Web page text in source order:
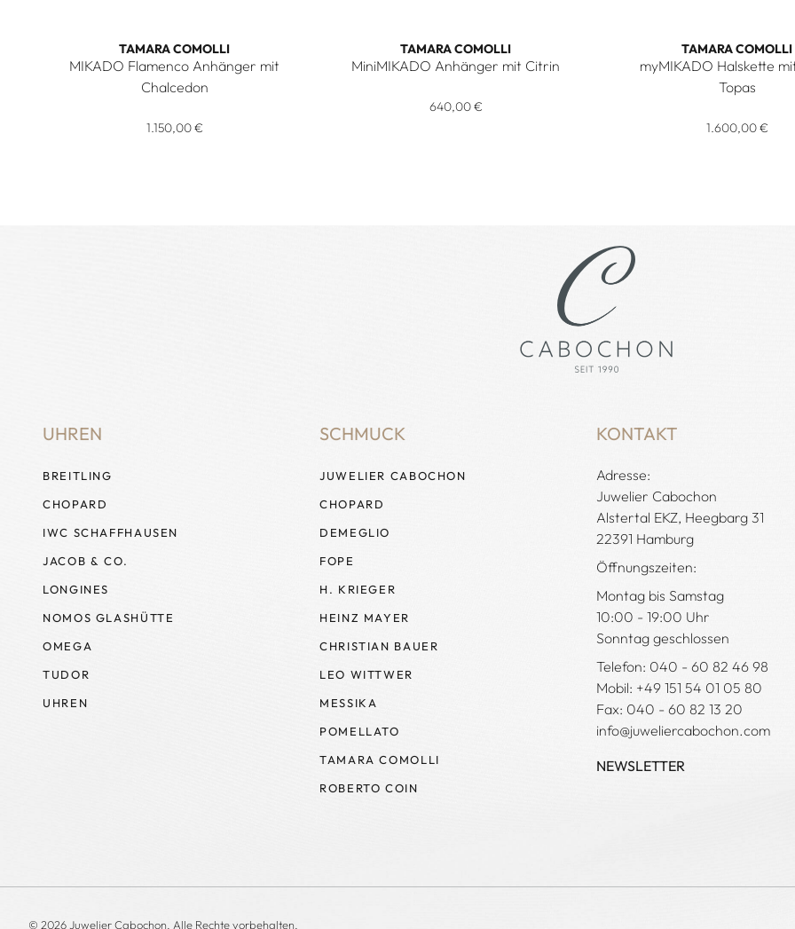
TAMARA COMOLLI
MIKADO Flamenco Anhänger mit
Chalcedon
Tamara Comolli MIKADO Flamenco Anhänger mit Chalcedon, Ref: P-MFL-ChAq-yg, Preis: 1.150,00 €
1.150,00 €
TAMARA COMOLLI
MiniMIKADO Anhänger mit Citrin
Tamara Comolli MiniMIKADO Anhänger mit Citrin, Ref: P-mMC-Cit-yg,
640,00 €
TAMARA COMOLLI
myMIKADO Halskette
Topas
1.600,00 €
UHREN
BREITLING
CHOPARD
IWC SCHAFFHAUSEN
JACOB & CO.
LONGINES
NOMOS GLASHÜTTE
OMEGA
TUDOR
UHREN
SCHMUCK
JUWELIER CABOCHON
CHOPARD
DEMEGLIO
FOPE
H. KRIEGER
HEINZ MAYER
CHRISTIAN BAUER
LEO WITTWER
MESSIKA
POMELLATO
TAMARA COMOLLI
ROBERTO COIN
KONTAKT
Adresse:
Juwelier Cabochon
Alstertal EKZ, Heegbarg 31
22391 Hamburg
Öffnungszeiten:
Montag bis Samstag
10:00 - 19:00 Uhr
Sonntag geschlossen
Telefon: 040 - 60 82 46 98
Mobil: +49 151 54 01 05 80
Fax: 040 - 60 82 13 20
info@juweliercabochon.com
NEWSLETTER
© 2026 Juwelier Cabochon. Alle Rechte vorbehalten.